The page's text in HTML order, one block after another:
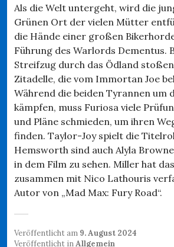
Als die Welt untergeht, wird die
Grünen Ort der vielen Mütter
die Hände einer großen
Führung des Warlords Dementus.
Streifzug durch das Ödland
Zitadelle, die vom Immortan Joe
Während die beiden Tyrannen um
kämpfen, muss Furiosa viele
und Pläne schmieden, um ihren
finden. Taylor-Joy spielt die
Hemsworth sind auch Alyla
in dem Film zu sehen. Miller hat
zusammen mit Nico Lathouris
Autor von „Mad Max: Fury Road“.
Veröffentlicht am 9. August 2024
Veröffentlicht inAllgemein